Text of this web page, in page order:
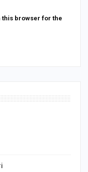
this browser for the